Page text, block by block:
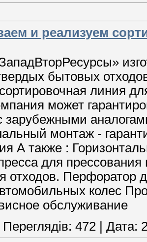
и реализуем
бытовых
линия
может
зарубежными
монтаж -
А также :
для
отходов. Перфоратор
колес
обслуживание
Переглядів: 472 Дата: